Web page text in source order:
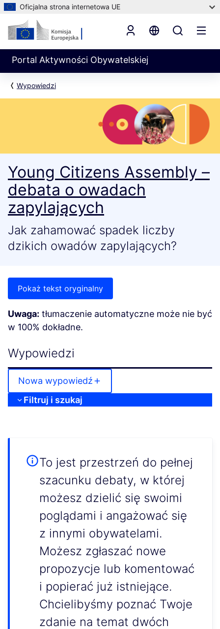
Oficjalna strona internetowa UE
Portal Aktywności Obywatelskiej
Wypowiedzi
Young Citizens Assembly –
debata o owadach
zapylających
Jak zahamować spadek liczby
dzikich owadów zapylających?
Pokaż tekst oryginalny
Uwaga: tłumaczenie automatyczne może nie być
w 100% dokładne.
Wypowiedzi
Nowa wypowiedź
Filtruj i szukaj
To jest przestrzeń do pełnej
szacunku debaty, w której
możesz dzielić się swoimi
poglądami i angażować się
z innymi obywatelami.
Możesz zgłaszać nowe
propozycje lub komentować
i popierać już istniejące.
Chcielibyśmy poznać Twoje
zdanie na temat dwóch